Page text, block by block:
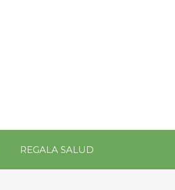
REGALA SALUD